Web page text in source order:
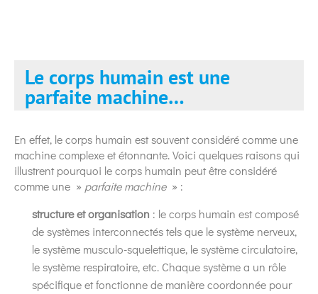
Le corps humain est une
parfaite machine…
En effet, le corps humain est souvent considéré comme une
machine complexe et étonnante. Voici quelques raisons qui
illustrent pourquoi le corps humain peut être considéré
comme une » parfaite machine » :
structure et organisation : le corps humain est composé
de systèmes interconnectés tels que le système nerveux,
le système musculo-squelettique, le système circulatoire,
le système respiratoire, etc. Chaque système a un rôle
spécifique et fonctionne de manière coordonnée pour